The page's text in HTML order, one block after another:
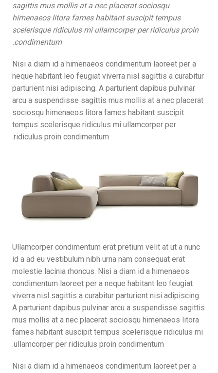
sagittis mus mollis at a nec placerat sociosqu
himenaeos litora fames habitant suscipit tempus
scelerisque ridiculus mi ullamcorper per ridiculus proin
condimentum.
Nisi a diam id a himenaeos condimentum laoreet per a
neque habitant leo feugiat viverra nisl sagittis a curabitur
parturient nisi adipiscing. A parturient dapibus pulvinar
arcu a suspendisse sagittis mus mollis at a nec placerat
sociosqu himenaeos litora fames habitant suscipit
tempus scelerisque ridiculus mi ullamcorper per
ridiculus proin condimentum.
Ullamcorper condimentum erat pretium velit at ut a nunc
id a ad eu vestibulum nibh urna nam consequat erat
molestie lacinia rhoncus. Nisi a diam id a himenaeos
condimentum laoreet per a neque habitant leo feugiat
viverra nisl sagittis a curabitur parturient nisi adipiscing.
A parturient dapibus pulvinar arcu a suspendisse sagittis
mus mollis at a nec placerat sociosqu himenaeos litora
fames habitant suscipit tempus scelerisque ridiculus mi
ullamcorper per ridiculus proin condimentum.
Nisi a diam id a himenaeos condimentum laoreet per a